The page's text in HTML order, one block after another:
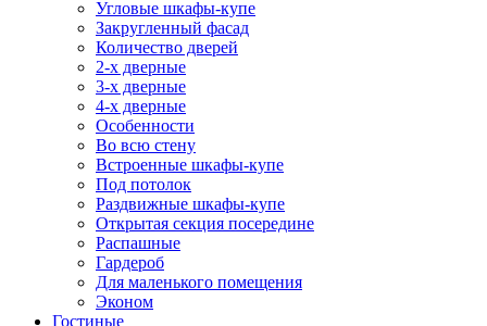
Угловые шкафы-купе
Закругленный фасад
Количество дверей
2-х дверные
3-х дверные
4-х дверные
Особенности
Во всю стену
Встроенные шкафы-купе
Под потолок
Раздвижные шкафы-купе
Открытая секция посередине
Распашные
Гардероб
Для маленького помещения
Эконом
Гостиные